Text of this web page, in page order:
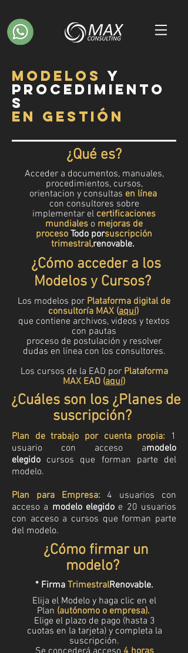
MODELOS y
PROCEDIMIENTO
S
en GESTIÓN
¿Qué es?
Acceder a documentos, manuales,
procedimientos, cursos,
orientacion y consultas en línea
con consultores sobre
implementar el certificaciones
mundiales o mejoras de
proceso.Todo porsuscripción
trimestral,renovable.
¿Cómo acceder a los
Modelos y Cursos?
Los modelos por Plataforma digital de
consultoría MAX (aquí),
que contiene archivos, videos y textos
con pautas
proceso de postulación y resolver
dudas en línea con los consultores.
Los cursos de la EAD por Plataforma
MAX EAD (aquí)
¿Cuáles son los ¿Planes de
suscripción?
Plan de trabajo por cuenta propia: 1
usuario con acceso amodelo
elegido cursos que forman parte del
modelo.
Plan para Empresa:
4 usuarios con
acceso a modelo elegido e 20 usuarios
con acceso a cursos que forman parte
del modelo.
¿Cómo firmar un
modelo?
* Firma TrimestralRenovable.
Elija el Modelo y haga clic en el
Plan (autónomo o empresa).
Elige el plazo de pago (hasta 3
cuotas en la tarjeta) y completa la
suscripción.